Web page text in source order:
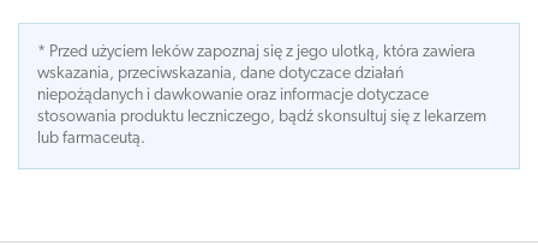
* Przed użyciem leków zapoznaj się z jego ulotką, która zawiera
wskazania, przeciwskazania, dane dotyczace działań
niepożądanych i dawkowanie oraz informacje dotyczace
stosowania produktu leczniczego, bądź skonsultuj się z lekarzem
lub farmaceutą.